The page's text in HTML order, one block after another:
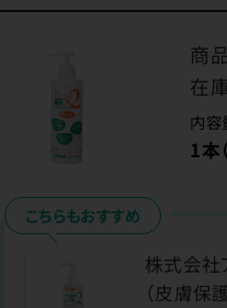
商
在庫
内容
1本
こちらもおすすめ
株式会社
（皮膚保